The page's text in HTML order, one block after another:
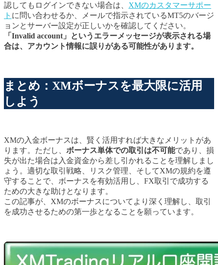
認してもログインできない場合は、 XMのカスタマーサポー
ト に問い合わせるか、メールで指示されているMT5のバージ
ョンとサーバー設定が正しいかを確認してください。
「Invalid account」というエラーメッセージが表示される場
合は、アカウント情報に誤りがある可能性があります。
まとめ：XMボーナスを最大限に活用
しよう
XMの入金ボーナスは、賢く活用すれば大きなメリットがあ
ります。ただし、 ボーナス単体での取引は不可能であり、損
失が出た場合は入金資金から差し引かれることを理解しまし
ょう。適切な取引戦略、リスク管理、そしてXMの規約を遵
守することで、ボーナスを有効活用し、FX取引で成功する
ための大きな助けとなります。
この記事が、XMのボーナスについてより深く理解し、取引
を成功させるための第一歩となることを願っています。